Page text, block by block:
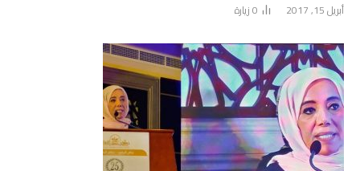
أبريل 15, 2017 0زيارة